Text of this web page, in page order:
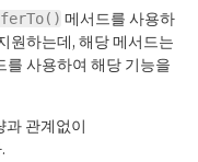
메서드를 사용하
원하는데, 해당 메서드는
를 사용하여 해당 기능을
과 관계없이